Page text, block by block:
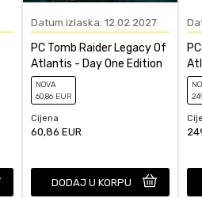
Datum izlaska: 12.02.2027
PC Tomb Raider Legacy Of
Atlantis - Day One Edition
NOVA
60,86 EUR
Cijena
60,86 EUR
DODAJ U KORPU